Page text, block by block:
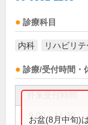
診療科目
内科 リハビリ
診療/受付時間・
9:00～11:30
お盆(8月中旬)